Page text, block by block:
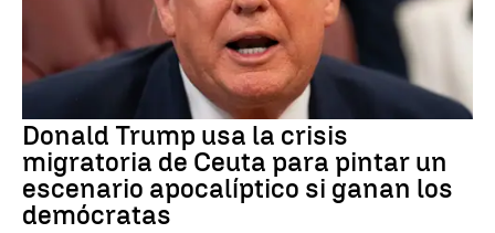
Donald Trump usa la crisis
migratoria de Ceuta para pintar un
escenario apocalíptico si ganan los
demócratas